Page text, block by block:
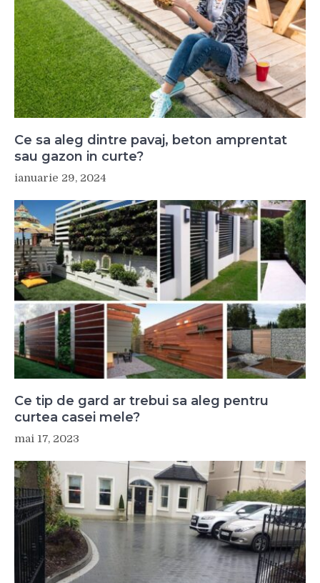
Ce sa aleg dintre pavaj, beton amprentat
sau gazon in curte?
ianuarie 29, 2024
Ce tip de gard ar trebui sa aleg pentru
curtea casei mele?
mai 17, 2023